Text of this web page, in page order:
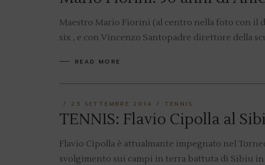
Maestro Mario Fiorini (al centro nella foto con il
six , e con Vincenzo Santopadre direttore della
READ MORE
23 SETTEMBRE 2014 TENNIS
TENNIS: Flavio Cipolla al
Flavio Cipolla è attualmante impegnato nel
svolgimento sui campi in terra battuta di Sibiu in